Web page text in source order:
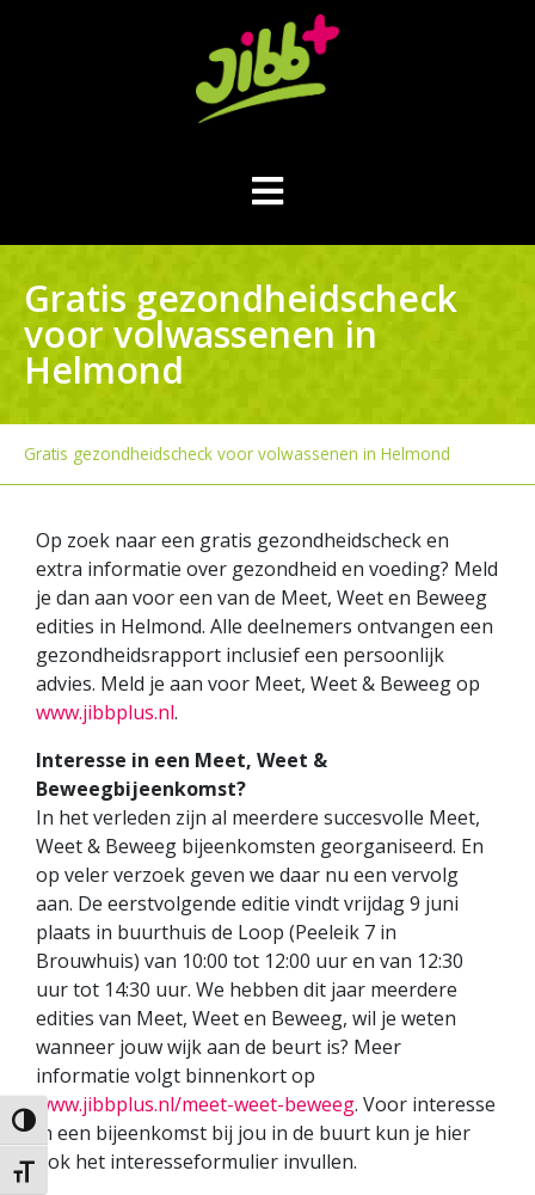
Keuze voor hoog contrast
Kies grootte van het lettertype
Gratis gezondheidscheck
voor volwassenen in
Helmond
Gratis gezondheidscheck voor volwassenen in Helmond
Op zoek naar een gratis gezondheidscheck en
extra informatie over gezondheid en voeding? Meld
je dan aan voor een van de Meet, Weet en Beweeg
edities in Helmond. Alle deelnemers ontvangen een
gezondheidsrapport inclusief een persoonlijk
advies. Meld je aan voor Meet, Weet & Beweeg op
www.jibbplus.nl.
Interesse in een Meet, Weet &
Beweegbijeenkomst?
In het verleden zijn al meerdere succesvolle Meet,
Weet & Beweeg bijeenkomsten georganiseerd. En
op veler verzoek geven we daar nu een vervolg
aan. De eerstvolgende editie vindt vrijdag 9 juni
plaats in buurthuis de Loop (Peeleik 7 in
Brouwhuis) van 10:00 tot 12:00 uur en van 12:30
uur tot 14:30 uur. We hebben dit jaar meerdere
edities van Meet, Weet en Beweeg, wil je weten
wanneer jouw wijk aan de beurt is? Meer
informatie volgt binnenkort op
www.jibbplus.nl/meet-weet-beweeg. Voor interesse
in een bijeenkomst bij jou in de buurt kun je hier
ook het interesseformulier invullen.